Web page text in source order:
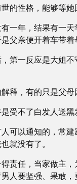
的性格，能够等
一年，结果有一
父亲便开着车带
第一反应是大姐
释，有的只是父
受不了白发人送
可以通知的，常
就没有了。
责任，当家做主
人要坚强、果敢